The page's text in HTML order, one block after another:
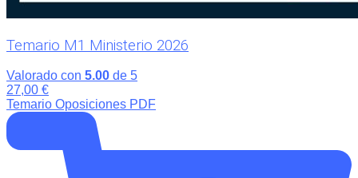
Temario M1 Ministerio 2026
Valorado con 5.00 de 5
27,00 €
Temario Oposiciones PDF